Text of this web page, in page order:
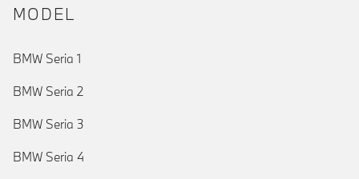
MODEL
BMW Seria 1
BMW Seria 2
BMW Seria 3
BMW Seria 4